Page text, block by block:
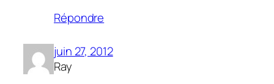
Répondre
juin 27, 2012
Ray